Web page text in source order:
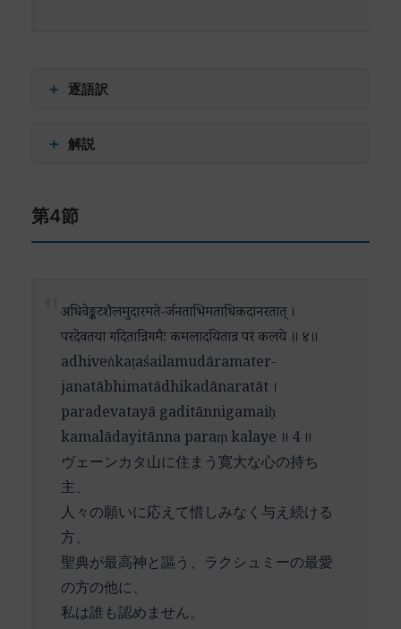
た。
恵と真理の源泉であることを示唆しています。そ
な保護を求める人類の願いをも代表しています。
ています。神の至高性と慈悲深さという、一見相
反するような特質の調和が、美しく表現されてい
ます。
＋ 逐語訳
अतिवेलतया (ativelayatā) – 限りなく
अनुवेलकृतैः (anuvelakṛtaiḥ) – 繰り返しなされた
वृषशैलपते (vṛṣaśailapate) – ヴリシャ山の主よ
परया (parayā) – 最高の
कृपया (kṛpayā) – 慈悲によって
परिपाहि (paripāhi) – 守護せよ
हरे (hare) – ハリ（ヴィシュヌ神）よ
＋ 解説
から一転して、深い悔悟と救済への切実な願いを
表現しています。
の過ちが単発的なものではなく、生涯にわたって
蓄積されてきたことを示唆しています。「耐え難
い」という形容は、その重みに対する詩人の深い
自覚を表しています。
ここでの「過ち」や「罪」は、単なる道徳的な違
反というよりも、神との本来的な関係性を見失っ
た状態全般を指していると解釈できます。人間は
往々にして、自己中心的な思考や行動によって、
神聖なる存在との本質的なつながりを見失いがち
です。
しかし、この詩節の重要な点は、そのような深い
罪の自覚が、絶望ではなく救済への希望へと転じ
第4節
अधिवेङ्कटशैलमुदारमते-र्जनताभिमताधिकदानरतात् ।
परदेवतया गदितान्निगमैः कमलादयितान्न परं कलये ॥ ४॥
adhiveṅkaṭaśailamudāramater-
janatābhimatādhikadānaratāt ।
paradevatayā gaditānnigamaiḥ
kamalādayitānna paraṃ kalaye ॥ 4 ॥
ヴェーンカタ山に住まう寛大な心の持ち
主、
人々の願いに応えて惜しみなく与え続ける
方、
聖典が最高神と謳う、ラクシュミーの最愛
の方の他に、
私は誰も認めません。